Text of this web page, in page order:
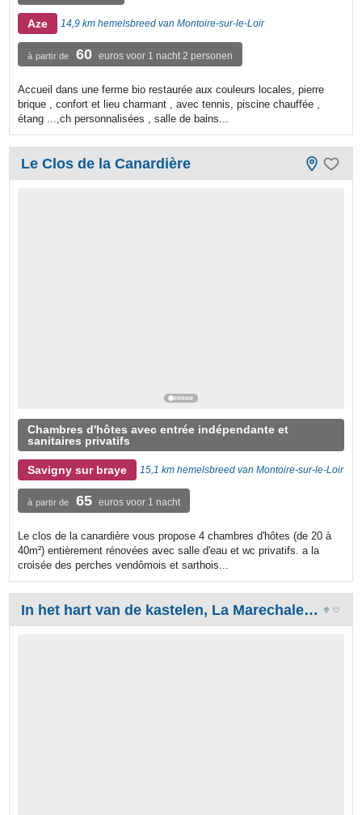
Aze 14,9 km hemelsbreed van Montoire-sur-le-Loir
à partir de 60 euros voor 1 nacht 2 personen
Accueil dans une ferme bio restaurée aux couleurs locales, pierre
brique , confort et lieu charmant , avec tennis, piscine chauffée ,
étang ...,ch personnalisées , salle de bains...
Le Clos de la Canardière
Chambres d'hôtes avec entrée indépendante et
sanitaires privatifs
Savigny sur braye 15,1 km hemelsbreed van Montoire-sur-le-Loir
à partir de 65 euros voor 1 nacht
Le clos de la canardière vous propose 4 chambres d'hôtes (de 20 à
40m²) entièrement rénovées avec salle d'eau et wc privatifs. a la
croisée des perches vendômois et sarthois...
In het hart van de kastelen, La Marechalerie, bed and breakfast in de Touraine Loire-vallei